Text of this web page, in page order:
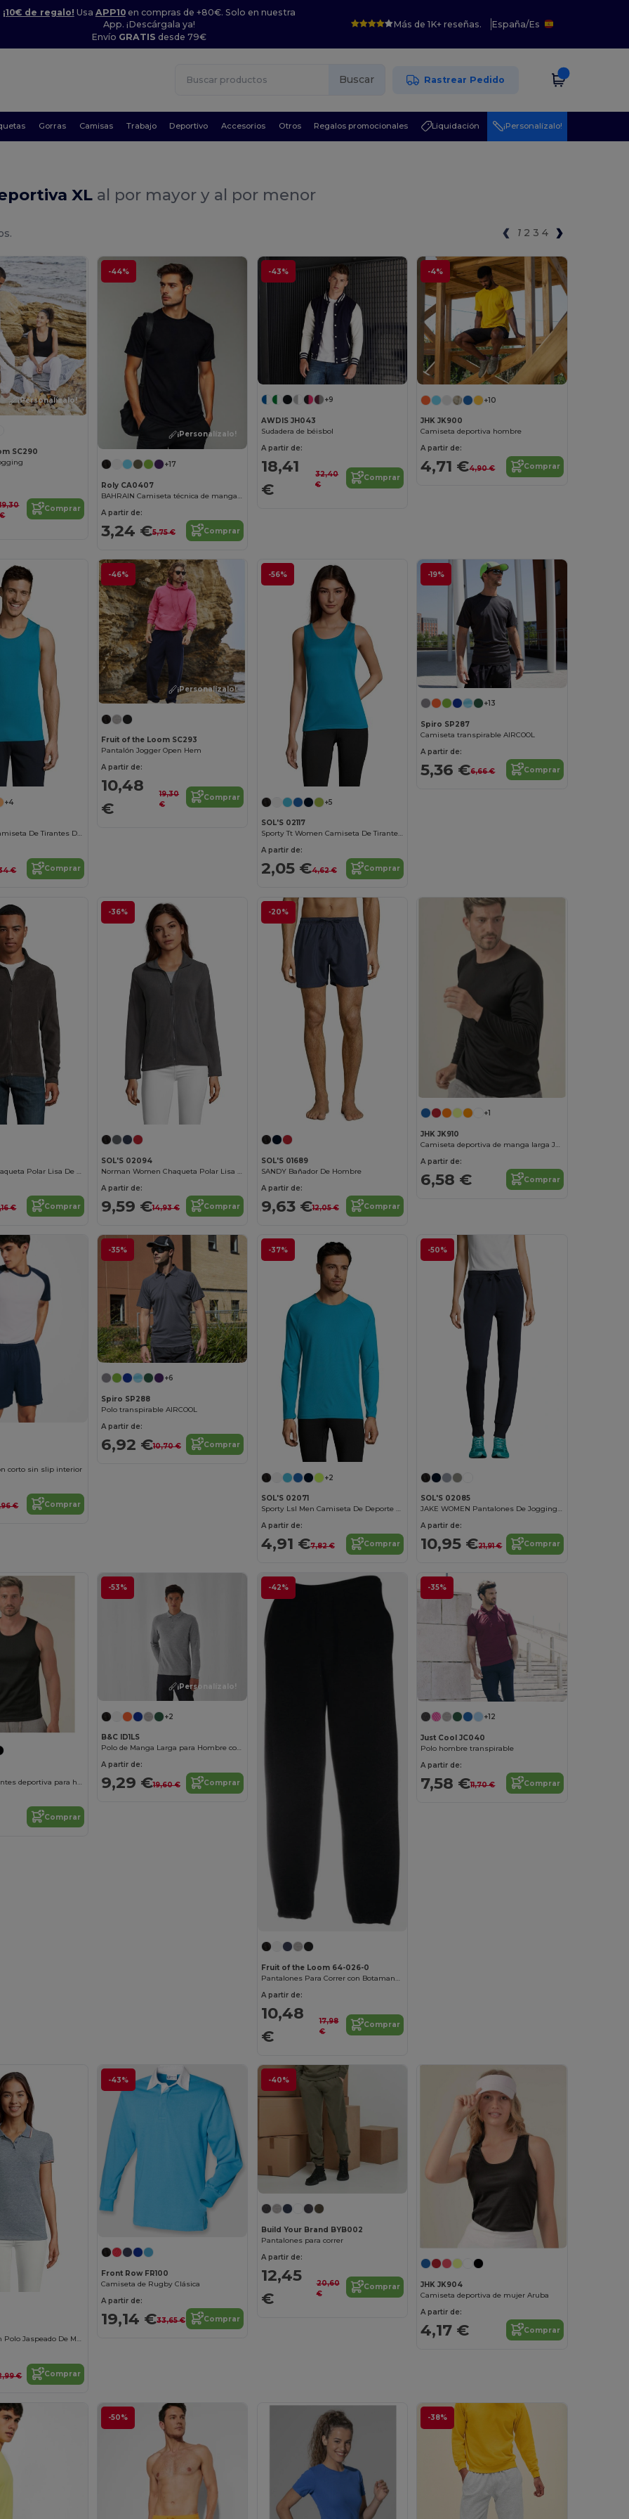
¡10€ de regalo! Usa APP10en compras de +80€. Solo en nuestra
App. ¡Descárgala ya!
Envío GRATIS desde 79€
Más de 1K+ reseñas. España/Es
Buscar Rastrear Pedido
Gorras Camisas Trabajo Deportivo Accesorios Otros Regalos promocionales Liquidación ¡Personalízalo!
XL al por mayor y al por menor
1 2 3 4
¡Personalízalo!
SC290
19,30
€
Comprar
-44%
¡Personalízalo!
+17
Roly CA0407
BAHRAIN Camiseta técnica de manga corta ranglán
A partir de:
3,24 €5,75 € Comprar
-43%
+9
AWDIS JH043
Sudadera de béisbol
A partir de:
18,41
€
32,40
€
Comprar
-4%
+10
JHK JK900
Camiseta deportiva hombre
A partir de:
4,71 €4,90 € Comprar
+4
Sporty Tt Men Camiseta De Tirantes De Deporte De Hombre
€ Comprar
-46%
¡Personalízalo!
Fruit of the Loom SC293
Pantalón Jogger Open Hem
A partir de:
10,48
€
19,30
€
Comprar
-56%
+5
SOL'S 02117
Sporty Tt Women Camiseta De Tirantes De Deporte De Mujer
A partir de:
2,05 €4,62 € Comprar
-19%
+13
Spiro SP287
Camiseta transpirable AIRCOOL
A partir de:
5,36 €6,66 € Comprar
Norman Men Chaqueta Polar Lisa De Hombre
€ Comprar
-36%
SOL'S 02094
Norman Women Chaqueta Polar Lisa De Mujer
A partir de:
9,59 €14,93 € Comprar
-20%
SOL'S 01689
SANDY Bañador De Hombre
A partir de:
9,63 €12,05 € Comprar
+1
JHK JK910
Camiseta deportiva de manga larga JK910
A partir de:
6,58 € Comprar
corto sin slip interior
€ Comprar
-35%
+6
Spiro SP288
Polo transpirable AIRCOOL
A partir de:
6,92 €10,70 € Comprar
-37%
+2
SOL'S 02071
Sporty Lsl Men Camiseta De Deporte De Manga Larga De Hombre
A partir de:
4,91 €7,82 € Comprar
-50%
SOL'S 02085
JAKE WOMEN Pantalones De Jogging De Mujer Con Corte Ajustado
A partir de:
10,95 €21,91 € Comprar
Camiseta de tirantes deportiva para hombre Aruba JK903
Comprar
-53%
¡Personalízalo!
+2
B&C ID1LS
Polo de Manga Larga para Hombre con Cuello Plano
A partir de:
9,29 €19,60 € Comprar
-42%
Fruit of the Loom 64-026-0
A partir de:
10,48
€
17,98
€
Comprar
-35%
+12
Just Cool JC040
Polo hombre transpirable
A partir de:
7,58 €11,70 € Comprar
Paname Women Polo Jaspeado De Mujer
€ Comprar
-43%
Front Row FR100
Camiseta de Rugby Clásica
A partir de:
19,14 €33,65 € Comprar
-40%
Build Your Brand BYB002
Pantalones para correr
A partir de:
12,45
€
20,60
€
Comprar
JHK JK904
Camiseta deportiva de mujer Aruba
A partir de:
4,17 € Comprar
-50% -38%